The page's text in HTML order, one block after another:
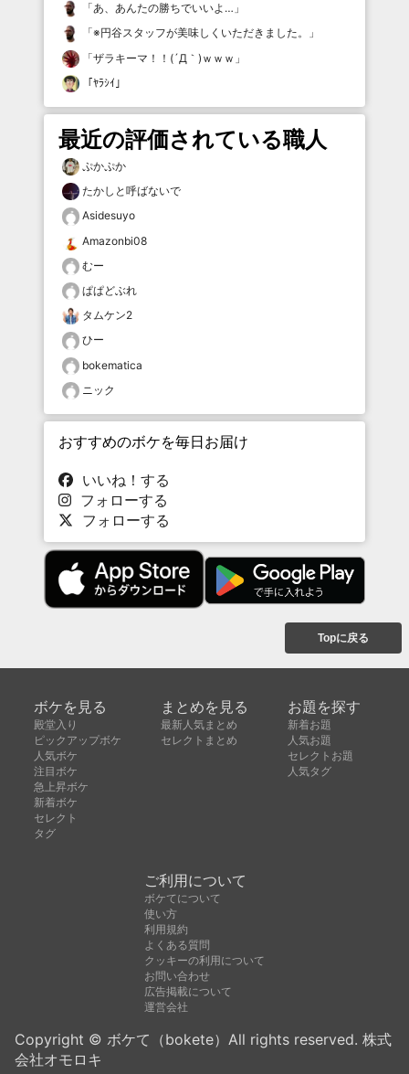
「あ、あんたの勝ちでいいよ… 」
「※円谷スタッフが美味しくいただきました。
」
「ザラキーマ！！(´Д｀)ｗｗｗ 」
「ﾔﾗｼｲ 」
最近の評価されている職人
ぷかぷか
たかしと呼ばないで
Asidesuyo
Amazonbi08
むー
ぱぱどぶれ
タムケン2
ひー
bokematica
ニック
おすすめのボケを毎日お届け
いいね！する
フォローする
フォローする
Topに戻る
ボケを見る
殿堂入り
ピックアップボケ
人気ボケ
注目ボケ
急上昇ボケ
新着ボケ
セレクト
タグ
まとめを見る
最新人気まとめ
セレクトまとめ
お題を探す
新着お題
人気お題
セレクトお題
人気タグ
ご利用について
ボケてについて
使い方
利用規約
よくある質問
クッキーの利用について
お問い合わせ
広告掲載について
運営会社
Copyright © ボケて（bokete）All rights reserved. 株式
会社オモロキ